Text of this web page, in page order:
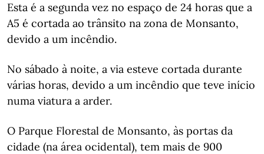
Esta é a segunda vez no espaço de 24 horas que a
A5 é cortada ao trânsito na zona de Monsanto,
devido a um incêndio.
No sábado à noite, a via esteve cortada durante
várias horas, devido a um incêndio que teve início
numa viatura a arder.
O Parque Florestal de Monsanto, às portas da
cidade (na área ocidental), tem mais de 900